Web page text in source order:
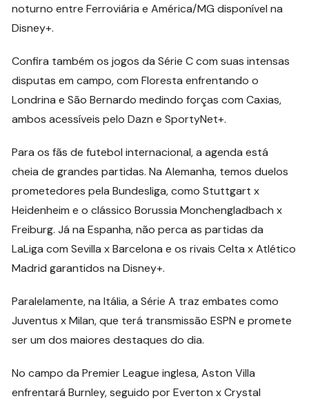
noturno entre Ferroviária e América/MG disponível na
Disney+.
Confira também os jogos da Série C com suas intensas
disputas em campo, com Floresta enfrentando o
Londrina e São Bernardo medindo forças com Caxias,
ambos acessíveis pelo Dazn e SportyNet+.
Para os fãs de futebol internacional, a agenda está
cheia de grandes partidas. Na Alemanha, temos duelos
prometedores pela Bundesliga, como Stuttgart x
Heidenheim e o clássico Borussia Monchengladbach x
Freiburg. Já na Espanha, não perca as partidas da
LaLiga com Sevilla x Barcelona e os rivais Celta x Atlético
Madrid garantidos na Disney+.
Paralelamente, na Itália, a Série A traz embates como
Juventus x Milan, que terá transmissão ESPN e promete
ser um dos maiores destaques do dia.
No campo da Premier League inglesa, Aston Villa
enfrentará Burnley, seguido por Everton x Crystal